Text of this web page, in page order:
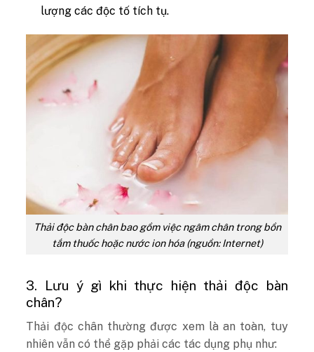
lượng các độc tố tích tụ.
Thải độc bàn chân bao gồm việc ngâm chân trong bồn
tắm thuốc hoặc nước ion hóa (nguồn: Internet)
3. Lưu ý gì khi thực hiện thải độc bàn
chân?
Thải độc chân thường được xem là an toàn, tuy
nhiên vẫn có thể gặp phải các tác dụng phụ như: